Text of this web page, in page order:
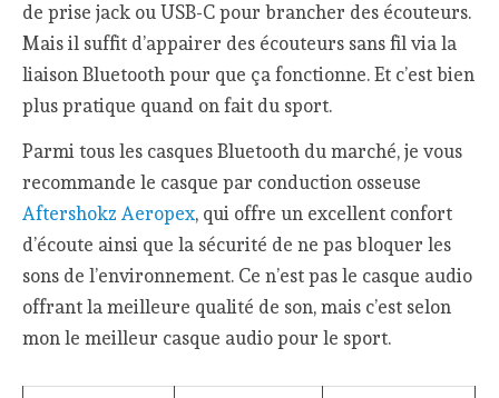
de prise jack ou USB-C pour brancher des écouteurs.
Mais il suffit d’appairer des écouteurs sans fil via la
liaison Bluetooth pour que ça fonctionne. Et c’est bien
plus pratique quand on fait du sport.
Parmi tous les casques Bluetooth du marché, je vous
recommande le casque par conduction osseuse
Aftershokz Aeropex, qui offre un excellent confort
d’écoute ainsi que la sécurité de ne pas bloquer les
sons de l’environnement. Ce n’est pas le casque audio
offrant la meilleure qualité de son, mais c’est selon
mon le meilleur casque audio pour le sport.